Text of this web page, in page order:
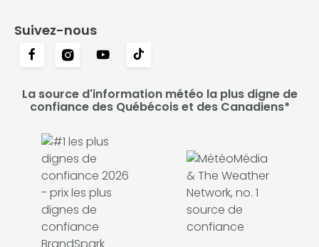
Suivez-nous
La source d'information météo la plus digne de
confiance des Québécois et des Canadiens*